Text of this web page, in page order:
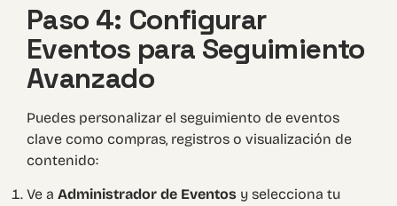
Paso 4: Configurar
Eventos para Seguimiento
Avanzado
Puedes personalizar el seguimiento de eventos
clave como compras, registros o visualización de
contenido:
Ve a Administrador de Eventos y selecciona tu